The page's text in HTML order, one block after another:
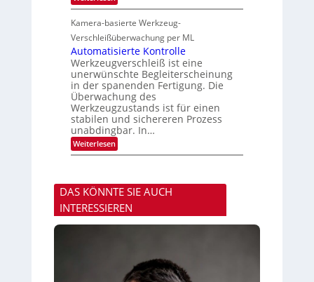
d
e
o
n
a
i
l
o
t
g
u
n
g
a
u
s
Z
v
e
l
ä
s
s
i
g
e
D
r
u
c
a
k
e
n
Kamera-basierte Werkzeug-
Verschleißüberwachung per ML
Automatisierte Kontrolle
Werkzeugverschleiß ist eine
unerwünschte Begleiterscheinung
in der spanenden Fertigung. Die
Überwachung des
Werkzeugzustands ist für einen
stabilen und sichereren Prozess
unabdingbar. In…
Weiterlesen:
A
o
m
a
t
DAS KÖNNTE SIE AUCH
INTERESSIEREN